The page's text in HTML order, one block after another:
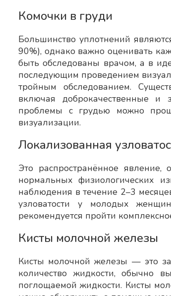
Комочки в груди
Большинство уплотнений
90%), однако важно оценивать
быть обследованы врачом, а в
последующим проведением
тройным обследованием.
включая доброкачественные и
проблемы с грудью можно
визуализации.
Локализованная
Это распространённое
нормальных физиологических
наблюдения в течение 2–3
узловатости у молодых
рекомендуется пройти
Кисты молочной железы
Кисты молочной железы — это
количество жидкости, обычно
поглощаемой жидкости. Кисты